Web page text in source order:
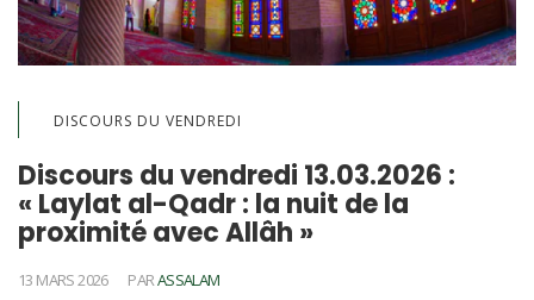
DISCOURS DU VENDREDI
Discours du vendredi 13.03.2026 :
« Laylat al-Qadr : la nuit de la
proximité avec Allâh »
13 MARS 2026 PARASSALAM